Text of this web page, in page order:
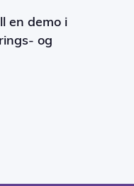
en demo i
og